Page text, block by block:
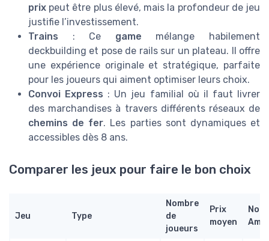
prix peut être plus élevé, mais la profondeur de jeu
justifie l’investissement.
Trains : Ce game mélange habilement
deckbuilding et pose de rails sur un plateau. Il offre
une expérience originale et stratégique, parfaite
pour les joueurs qui aiment optimiser leurs choix.
Convoi Express : Un jeu familial où il faut livrer
des marchandises à travers différents réseaux de
chemins de fer. Les parties sont dynamiques et
accessibles dès 8 ans.
Comparer les jeux pour faire le bon choix
Jeu Type
Nombre
de
joueurs
Prix
moyen
Note